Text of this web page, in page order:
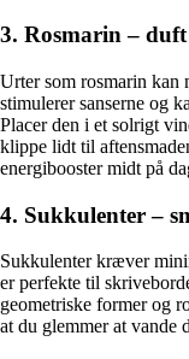
3. Rosmarin –
Urter som rosmarin kan
stimulerer sanserne og
Placer den i et solrigt
klippe lidt til
energibooster midt på
4. Sukkulenter –
Sukkulenter kræver
er perfekte til
geometriske former og
at du glemmer at vande